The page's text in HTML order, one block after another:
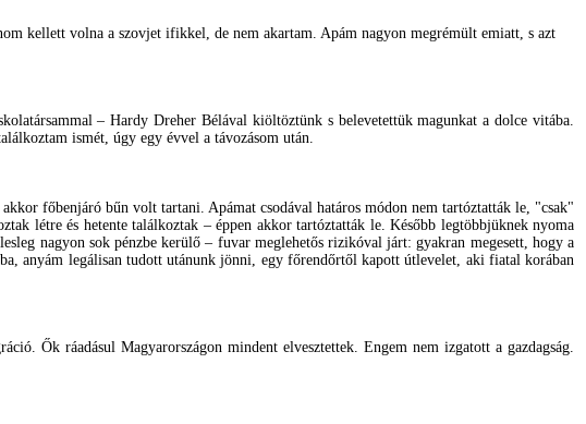
kellett volna a szovjet ifikkel, de nem akartam. Apám nagyon megrémült emiatt, s azt
– Hardy Dreher Bélával kiöltöztünk s belevetettük magunkat a dolce vitába.
ismét, úgy egy évvel a távozásom után.
főbenjáró bűn volt tartani. Apámat csodával határos módon nem tartóztatták le, "csak"
létre és hetente találkoztak – éppen akkor tartóztatták le. Később legtöbbjüknek nyoma
nagyon sok pénzbe kerülő – fuvar meglehetős rizikóval járt: gyakran megesett, hogy a
anyám legálisan tudott utánunk jönni, egy főrendőrtől kapott útlevelet, aki fiatal korában
Ők ráadásul Magyarországon mindent elvesztettek. Engem nem izgatott a gazdagság.